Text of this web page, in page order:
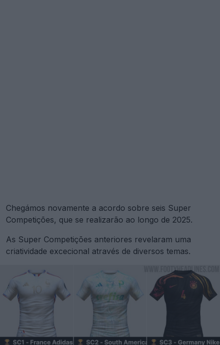
Chegámos novamente a acordo sobre seis Super
Competições, que se realizarão ao longo de 2025.
As Super Competições anteriores revelaram uma
criatividade excecional através de diversos temas.